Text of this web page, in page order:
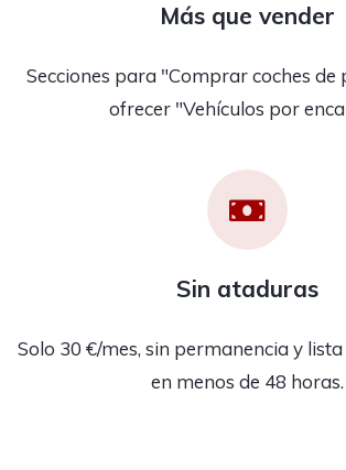
Más que vender
Secciones para "Comprar coches
ofrecer "Vehículos por
Sin ataduras
Solo 30 €/mes, sin permanencia y
en menos de 48 horas.